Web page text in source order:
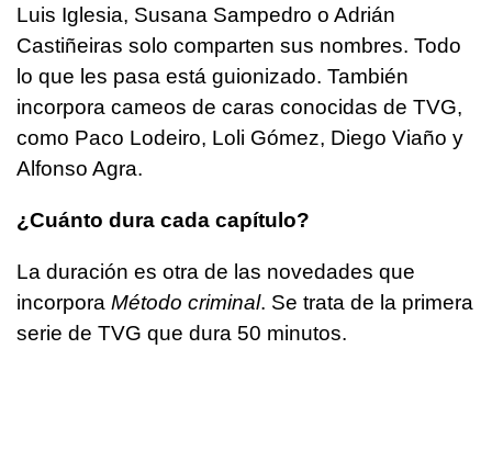
Luis Iglesia, Susana Sampedro o Adrián
Castiñeiras solo comparten sus nombres. Todo
lo que les pasa está guionizado. También
incorpora cameos de caras conocidas de TVG,
como Paco Lodeiro, Loli Gómez, Diego Viaño y
Alfonso Agra.
¿Cuánto dura cada capítulo?
La duración es otra de las novedades que
incorpora Método criminal. Se trata de la primera
serie de TVG que dura 50 minutos.